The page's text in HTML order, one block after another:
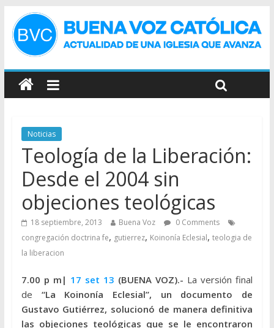
Noticias
Teología de la Liberación:
Desde el 2004 sin
objeciones teológicas
18 septiembre, 2013 Buena Voz
0 Comments
congregación doctrina fe, gutierrez, Koinonía Eclesial, teologia de
la liberacion
7.00 p m| 17 set 13 (BUENA VOZ).- La versión final
de “La Koinonía Eclesial”, un documento de
Gustavo Gutiérrez, solucionó de manera definitiva
las objeciones teológicas que se le encontraron